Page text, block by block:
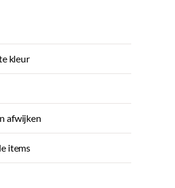
kleur
afwijken
items